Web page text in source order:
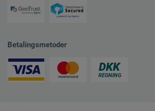
Betalingsmetoder